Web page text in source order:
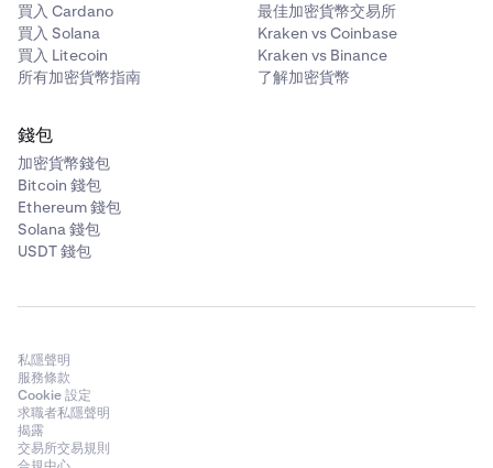
買入 Cardano
買入 Solana
買入 Litecoin
所有加密貨幣指南
最佳加密貨幣交易所
Kraken vs Coinbase
Kraken vs Binance
了解加密貨幣
錢包
加密貨幣錢包
Bitcoin 錢包
Ethereum 錢包
Solana 錢包
USDT 錢包
私隱聲明
服務條款
Cookie 設定
求職者私隱聲明
揭露
交易所交易規則